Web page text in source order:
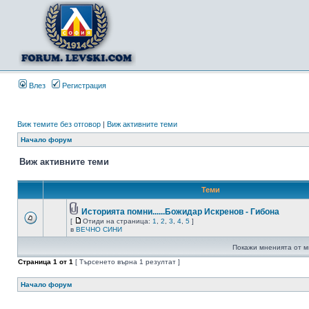
Влез Регистрация
Виж темите без отговор | Виж активните теми
Начало форум
Виж активните теми
Теми
Историята помни......Божидар Искренов - Гибона
[ Отиди на страница: 1 2 3 4 5 ]
в ВЕЧНО СИНИ
Покажи мненията от
Страница 1 от 1 [ Търсенето върна 1 резултат ]
Начало форум